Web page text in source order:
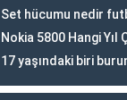
Set hücumu nedir
Nokia 5800 Hangi Yıl
17 yaşındaki biri